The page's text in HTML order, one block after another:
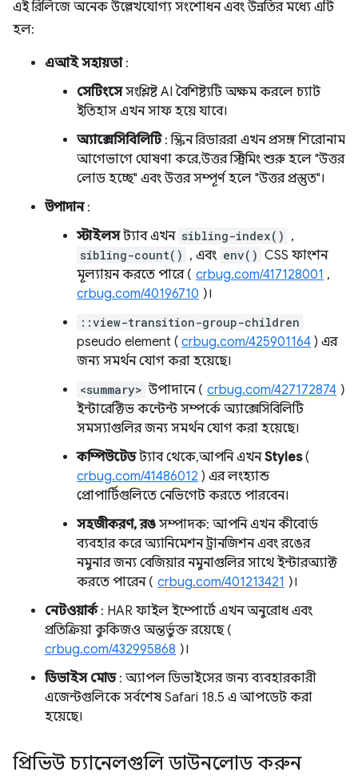
এই রিলিজে অনেক উল্লেখযোগ্য সংশোধন এবং উন্নতির মধ্যে এটি
হল:
এআই সহায়তা:
সেটিংসেসংশ্লিষ্ট AI বৈশিষ্ট্যটি অক্ষম করলে চ্যাট
ইতিহাস এখন সাফ হয়ে যাবে।
অ্যাক্সেসিবিলিটি: স্ক্রিন রিডাররা এখন প্রসঙ্গ শিরোনাম
আগেভাগে ঘোষণা করে, উত্তর স্ট্রিমিং শুরু হলে "উত্তর
লোড হচ্ছে" এবং উত্তর সম্পূর্ণ হলে "উত্তর প্রস্তুত"।
উপাদান:
স্টাইলসট্যাব এখন sibling-index() ,
sibling-count() , এবং env() CSS ফাংশন
মূল্যায়ন করতে পারে ( crbug.com/417128001 ,
crbug.com/40196710 )।
::view-transition-group-children
pseudo element ( crbug.com/425901164 ) এর
জন্য সমর্থন যোগ করা হয়েছে।
<summary> উপাদানে ( crbug.com/427172874 )
ইন্টারেক্টিভ কন্টেন্ট সম্পর্কে অ্যাক্সেসিবিলিটি
সমস্যাগুলির জন্য সমর্থন যোগ করা হয়েছে।
কম্পিউটেডট্যাব থেকে, আপনি এখনStyles(
crbug.com/41486012 ) এর লংহ্যান্ড
প্রোপার্টিগুলিতে নেভিগেট করতে পারবেন।
সহজীকরণ, রঙ সম্পাদক: আপনি এখন কীবোর্ড
ব্যবহার করে অ্যানিমেশন ট্রানজিশন এবং রঙের
নমুনার জন্য বেজিয়ার নমুনাগুলির সাথে ইন্টারঅ্যাক্ট
করতে পারেন ( crbug.com/401213421 )।
নেটওয়ার্ক: HAR ফাইল ইম্পোর্টে এখন অনুরোধ এবং
প্রতিক্রিয়া কুকিজও অন্তর্ভুক্ত রয়েছে (
crbug.com/432995868 )।
ডিভাইস মোড: অ্যাপল ডিভাইসের জন্য ব্যবহারকারী
এজেন্টগুলিকে সর্বশেষ Safari 18.5 এ আপডেট করা
হয়েছে।
প্রিভিউ চ্যানেলগুলি ডাউনলোড করুন